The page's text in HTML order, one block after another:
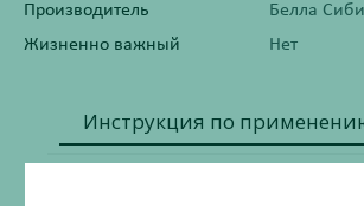
Производитель
Белла
Жизненно важный
Нет
Инструкция по